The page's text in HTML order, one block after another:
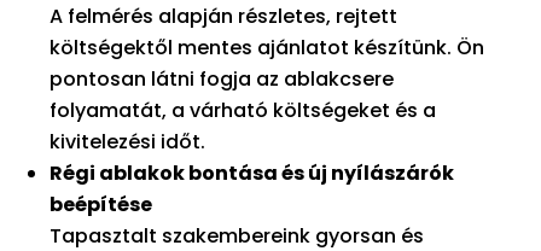
A felmérés alapján részletes, rejtett
költségektől mentes ajánlatot készítünk. Ön
pontosan látni fogja az ablakcsere
folyamatát, a várható költségeket és a
kivitelezési időt.
Régi ablakok bontása és új nyílászárók
beépítése
Tapasztalt szakembereink gyorsan és